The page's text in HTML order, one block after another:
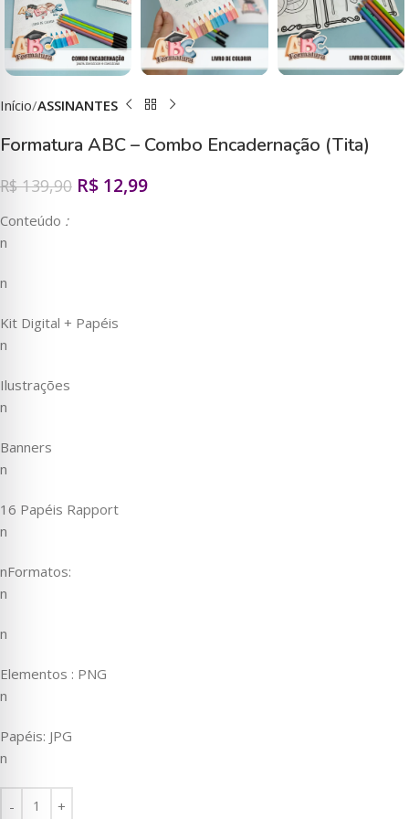
Início ASSINANTES
Formatura ABC – Combo Encadernação (Tita)
R$139,90 R$ 12,99
Conteúdo :
n
n
Kit Digital + Papéis
n
Ilustrações
n
Banners
n
16 Papéis Rapport
n
nFormatos:
n
n
Elementos : PNG
n
Papéis: JPG
n